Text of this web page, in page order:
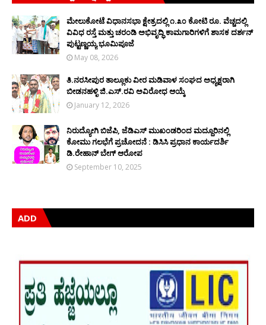
ಮೇಲುಕೋಟೆ ವಿಧಾನಸಭಾ ಕ್ಷೇತ್ರದಲ್ಲಿ ೧.೩೦ ಕೋಟಿ ರೂ. ವೆಚ್ಚದಲ್ಲಿ
ವಿವಿಧ ರಸ್ತೆ ಮತ್ತು ಚರಂಡಿ ಅಭಿವೃದ್ಧಿ ಕಾಮಗಾರಿಗಳಿಗೆ ಶಾಸಕ ದರ್ಶನ್
ಪುಟ್ಟಣ್ಣಯ್ಯ ಭೂಮಿಪೂಜೆ
May 08, 2026
ತಿ.ನರಸೀಪುರ ತಾಲ್ಲೂಕು ವೀರ ಮಡಿವಾಳ ಸಂಘದ ಅಧ್ಯಕ್ಷರಾಗಿ
ಬೀಡನಹಳ್ಳಿ ಜಿ.ಎಸ್.ರವಿ ಅವಿರೋಧ ಆಯ್ಕೆ
January 12, 2026
ನಿರುದ್ಯೋಗಿ ಬಿಜೆಪಿ, ಜೆಡಿಎಸ್ ಮುಖಂಡರಿಂದ ಮದ್ದೂರಿನಲ್ಲಿ
ಕೋಮು ಗಲಭೆಗೆ ಪ್ರಚೋದನೆ : ಡಿಸಿಸಿ ಪ್ರಧಾನ ಕಾರ್ಯದರ್ಶಿ
ಡಿ.ರೇಹಾನ್ ಬೇಗ್ ಆರೋಪ
September 10, 2025
ADD